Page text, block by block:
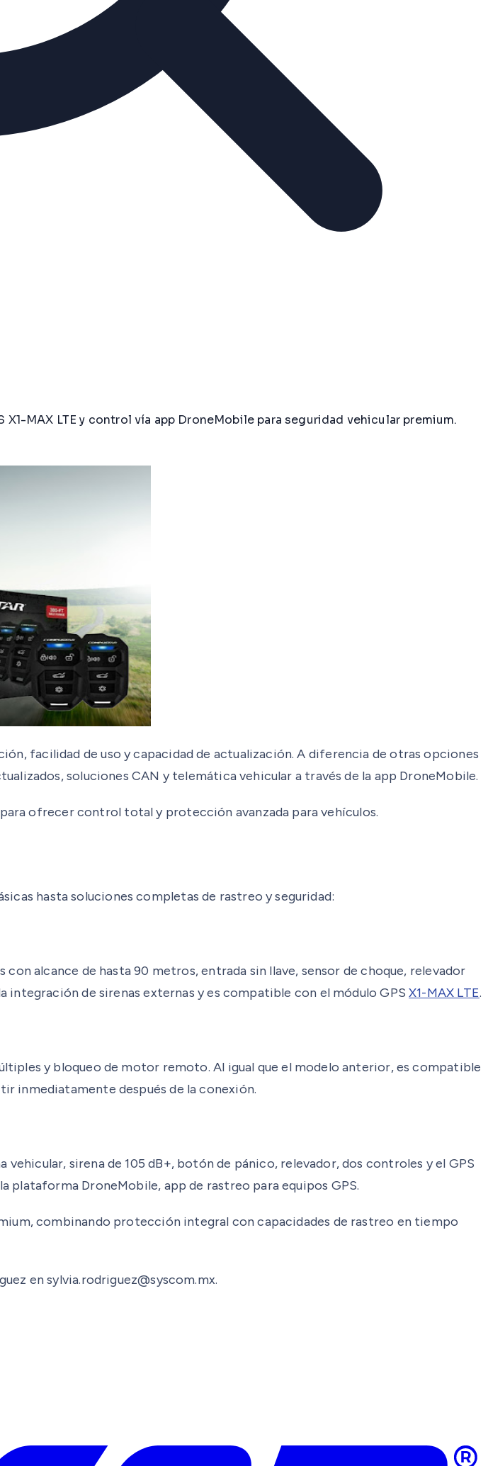
MAX LTE y control vía app DroneMobile para seguridad vehicular premium.
facilidad de uso y capacidad de actualización. A diferencia de otras opciones
soluciones CAN y telemática vehicular a través de la app DroneMobile.
para ofrecer control total y protección avanzada para vehículos.
hasta soluciones completas de rastreo y seguridad:
alcance de hasta 90 metros, entrada sin llave, sensor de choque, relevador
de sirenas externas y es compatible con el módulo GPSX1-MAX LTE.
y bloqueo de motor remoto. Al igual que el modelo anterior, es compatible
inmediatamente después de la conexión.
vehicular, sirena de 105 dB+, botón de pánico, relevador, dos controles y el GPS
plataforma DroneMobile, app de rastreo para equipos GPS.
combinando protección integral con capacidades de rastreo en tiempo
en sylvia.rodriguez@syscom.mx.